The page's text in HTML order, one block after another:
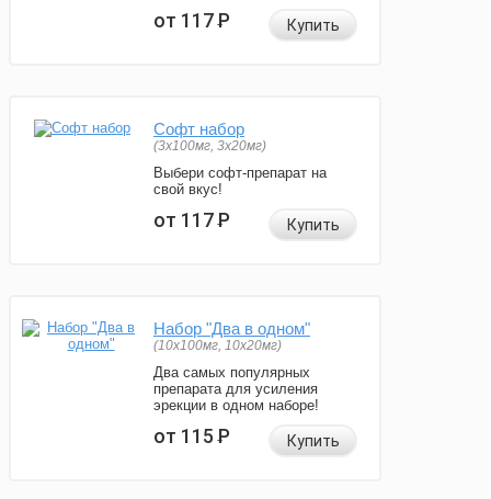
от 117Р Купить
Софт набор
(3x100мг, 3x20мг)
Выбери софт-препарат на
свой вкус!
от 117Р Купить
Набор "Два в одном"
(10x100мг, 10x20мг)
Два самых популярных
препарата для усиления
эрекции в одном наборе!
от 115Р Купить